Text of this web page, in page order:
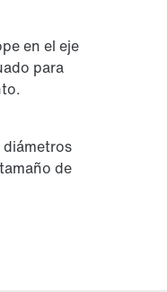
en el eje
para
de